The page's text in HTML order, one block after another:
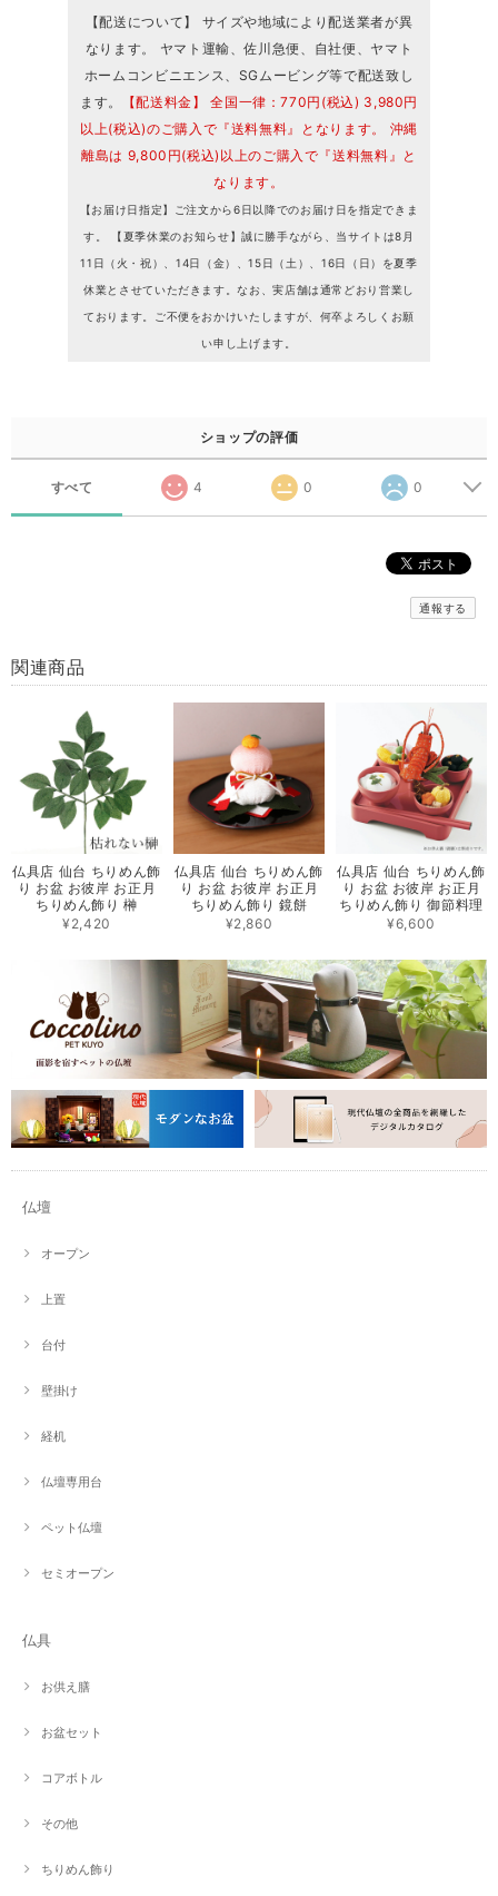
【配送について】 サイズや地域により配送業者が異
なります。 ヤマト運輸、佐川急便、自社便、ヤマト
ホームコンビニエンス、SGムービング等で配送致し
ます。
【配送料金】 全国一律：770円(税込) 3,980円
以上(税込)のご購入で『送料無料』となります。 沖縄
離島は 9,800円(税込)以上のご購入で『送料無料』と
なります。
【お届け日指定】ご注文から6日以降でのお届け日を指定できま
す。 【夏季休業のお知らせ】誠に勝手ながら、当サイトは8月
11日（火・祝）、14日（金）、15日（土）、16日（日）を夏季
休業とさせていただきます。なお、実店舗は通常どおり営業し
ております。ご不便をおかけいたしますが、何卒よろしくお願
い申し上げます。
ショップの評価
すべて 4 0 0
通報する
関連商品
仏具店 仙台 ちりめん飾
り お盆 お彼岸 お正月
ちりめん飾り 榊
¥2,420
仏具店 仙台 ちりめん飾
り お盆 お彼岸 お正月
ちりめん飾り 鏡餅
¥2,860
仏具店 仙台 ちりめん飾
り お盆 お彼岸 お正月
ちりめん飾り 御節料理
¥6,600
仏壇
オープン
上置
台付
壁掛け
経机
仏壇専用台
ペット仏壇
セミオープン
仏具
お供え膳
お盆セット
コアボトル
その他
ちりめん飾り